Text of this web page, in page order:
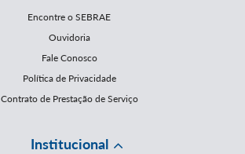
Encontre o SEBRAE
Ouvidoria
Fale Conosco
Política de Privacidade
Contrato de Prestação de Serviço
Institucional